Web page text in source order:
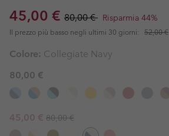
Sale price:
45,00 € Regular price:
80,00 € Risparmia 44%
Il prezzo più basso negli ultimi 30 giorni: 52,00 €
Colore: Collegiate Navy
80,00 €
Sale price:
45,00 € Regular price:
80,00 €